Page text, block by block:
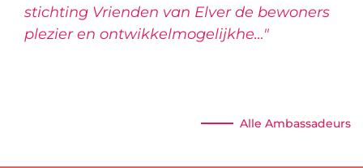
stichting Vrienden van Elver de bewoners
plezier en ontwikkelmogelijkhe…"
Alle Ambassadeurs